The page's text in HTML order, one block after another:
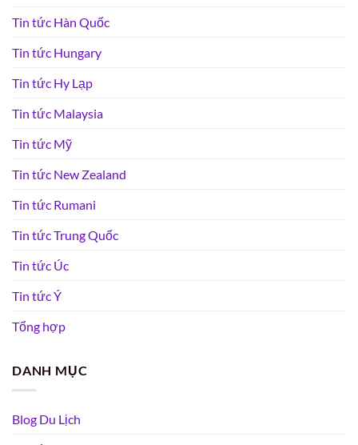
Tin tức Hàn Quốc
Tin tức Hungary
Tin tức Hy Lạp
Tin tức Malaysia
Tin tức Mỹ
Tin tức New Zealand
Tin tức Rumani
Tin tức Trung Quốc
Tin tức Úc
Tin tức Ý
Tổng hợp
DANH MỤC
Blog Du Lịch